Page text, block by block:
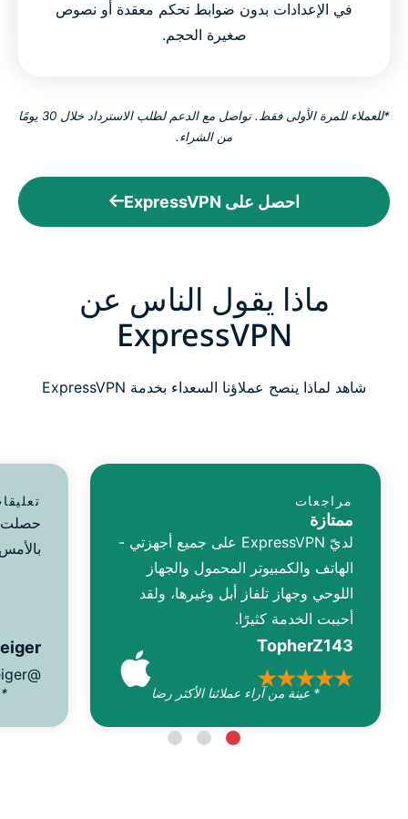
في الإعدادات بدون ضوابط تحكم معقدة أو نصوص
صغيرة الحجم.
*للعملاء للمرة الأولى فقط. تواصل مع الدعم لطلب الاسترداد خلال 30 يومًا
من الشراء.
احصل على ExpressVPN
ماذا يقول الناس عن
ExpressVPN
شاهد لماذا ينصح عملاؤنا السعداء بخدمة ExpressVPN
مراجعات
ممتازة
لديّ ExpressVPN على جميع أجهزتي -
الهاتف والكمبيوتر المحمول والجهاز
اللوحي وجهاز تلفاز أبل وغيرها، ولقد
أحببت الخدمة كثيرًا.
TopherZ143
* عينة من آراء عملائنا الأكثر رضا
@D_Geiger
*